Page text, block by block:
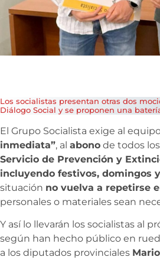
Los socialistas presentan otras dos
Diálogo Social y se proponen una
El Grupo Socialista exige al
inmediata”, al abono de todos
Servicio de Prevención y
incluyendo festivos, domingos
situación no vuelva a repetirse
personales o materiales sean
Y así lo llevarán los socialistas al
según han hecho público en
a los diputados provinciales